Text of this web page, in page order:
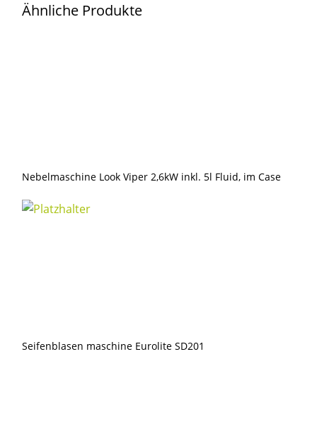
70W
Ähnliche Produkte
Nebelmaschine Look Viper 2,6kW inkl. 5l Fluid, im Case
Seifenblasen maschine Eurolite SD201